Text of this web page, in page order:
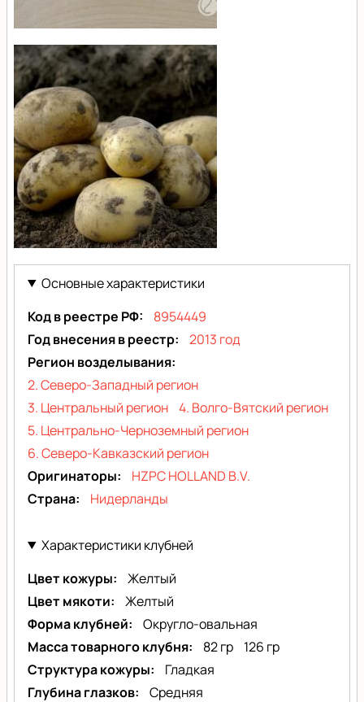
(Colomba)
(Colomba)
Основные характеристики
Код в реестре РФ
8954449
Год внесения в реестр
2013 год
Регион возделывания
2. Северо-Западный регион
3. Центральный регион 4. Волго-Вятский регион
5. Центрально-Черноземный регион
6. Северо-Кавказский регион
Оригинаторы
HZPC HOLLAND B.V.
Страна
Нидерланды
Характеристики клубней
Цвет кожуры
Желтый
Цвет мякоти
Желтый
Форма клубней
Округло-овальная
Масса товарного клубня
82 гр
126 гр
Структура кожуры
Гладкая
Глубина глазков
Средняя